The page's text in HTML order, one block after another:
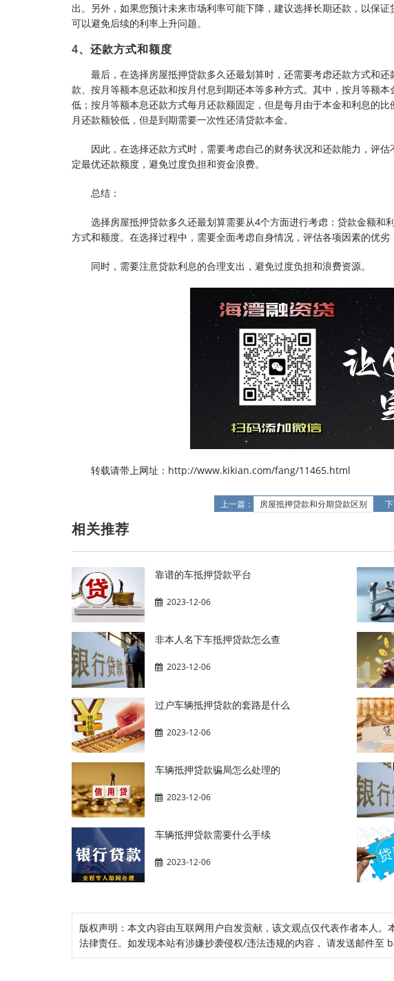
出。另外，如果您预计未来市场利率可能下降，建议选择长期还款，以保
可以避免后续的利率上升问题。
4、还款方式和额度
最后，在选择房屋抵押贷款多久还最划算时，还需要考虑还款方式和
款、按月等额本息还款和按月付息到期还本等多种方式。其中，按月等额
低；按月等额本息还款方式每月还款额固定，但是每月由于本金和利息的
月还款额较低，但是到期需要一次性还清贷款本金。
因此，在选择还款方式时，需要考虑自己的财务状况和还款能力，评
定最优还款额度，避免过度负担和资金浪费。
总结：
选择房屋抵押贷款多久还最划算需要从4个方面进行考虑：贷款金额和
方式和额度。在选择过程中，需要全面考虑自身情况，评估各项因素的优劣
同时，需要注意贷款利息的合理支出，避免过度负担和浪费资源。
转载请带上网址：http://www.kikian.com/fang/11465.html
上一篇： 房屋抵押贷款和分期贷款区别
相关推荐
靠谱的车抵押贷款平台
2023-12-06
非本人名下车抵押贷款怎么查
2023-12-06
过户车辆抵押贷款的套路是什么
2023-12-06
车辆抵押贷款骗局怎么处理的
2023-12-06
车辆抵押贷款需要什么手续
2023-12-06
版权声明：本文内容由互联网用户自发贡献，该文观点仅代表作者本人
法律责任。如发现本站有涉嫌抄袭侵权/违法违规的内容， 请发送邮件至